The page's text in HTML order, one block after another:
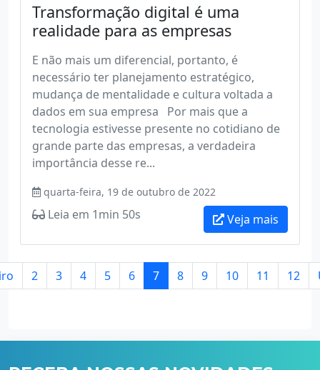
Transformação digital é uma
realidade para as empresas
E não mais um diferencial, portanto, é
necessário ter planejamento estratégico,
mudança de mentalidade e cultura voltada a
dados em sua empresa Por mais que a
tecnologia estivesse presente no cotidiano de
grande parte das empresas, a verdadeira
importância desse re...
quarta-feira, 19 de outubro de 2022
Leia em 1min 50s Veja mais
2 3 4 5 6 7 8 9 10 11 12